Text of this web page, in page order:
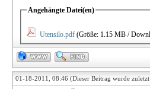
Angehängte Datei(en)
Utensilo.pdf (Größe: 1.15 MB /
01-18-2011, 08:46 (Dieser Beitrag wurde